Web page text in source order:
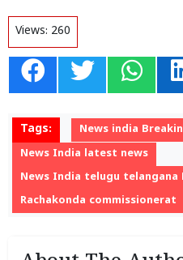
Views: 260
Tags:
News india
News India latest news
News India telugu telangana
Rachakonda commissionerat